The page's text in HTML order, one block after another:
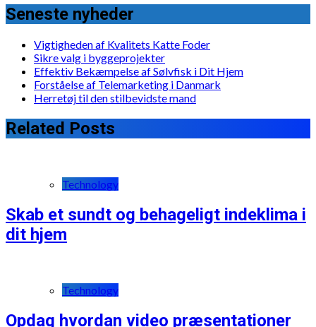
Seneste nyheder
Vigtigheden af Kvalitets Katte Foder
Sikre valg i byggeprojekter
Effektiv Bekæmpelse af Sølvfisk i Dit Hjem
Forståelse af Telemarketing i Danmark
Herretøj til den stilbevidste mand
Related Posts
Technology
Skab et sundt og behageligt indeklima i
dit hjem
Technology
Opdag hvordan video præsentationer